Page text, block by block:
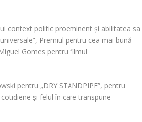
context politic proeminent și abilitatea sa
Premiul pentru cea mai bună
Miguel Gomes pentru filmul
pentru „DRY STANDPIPE”, pentru
și felul în care transpune